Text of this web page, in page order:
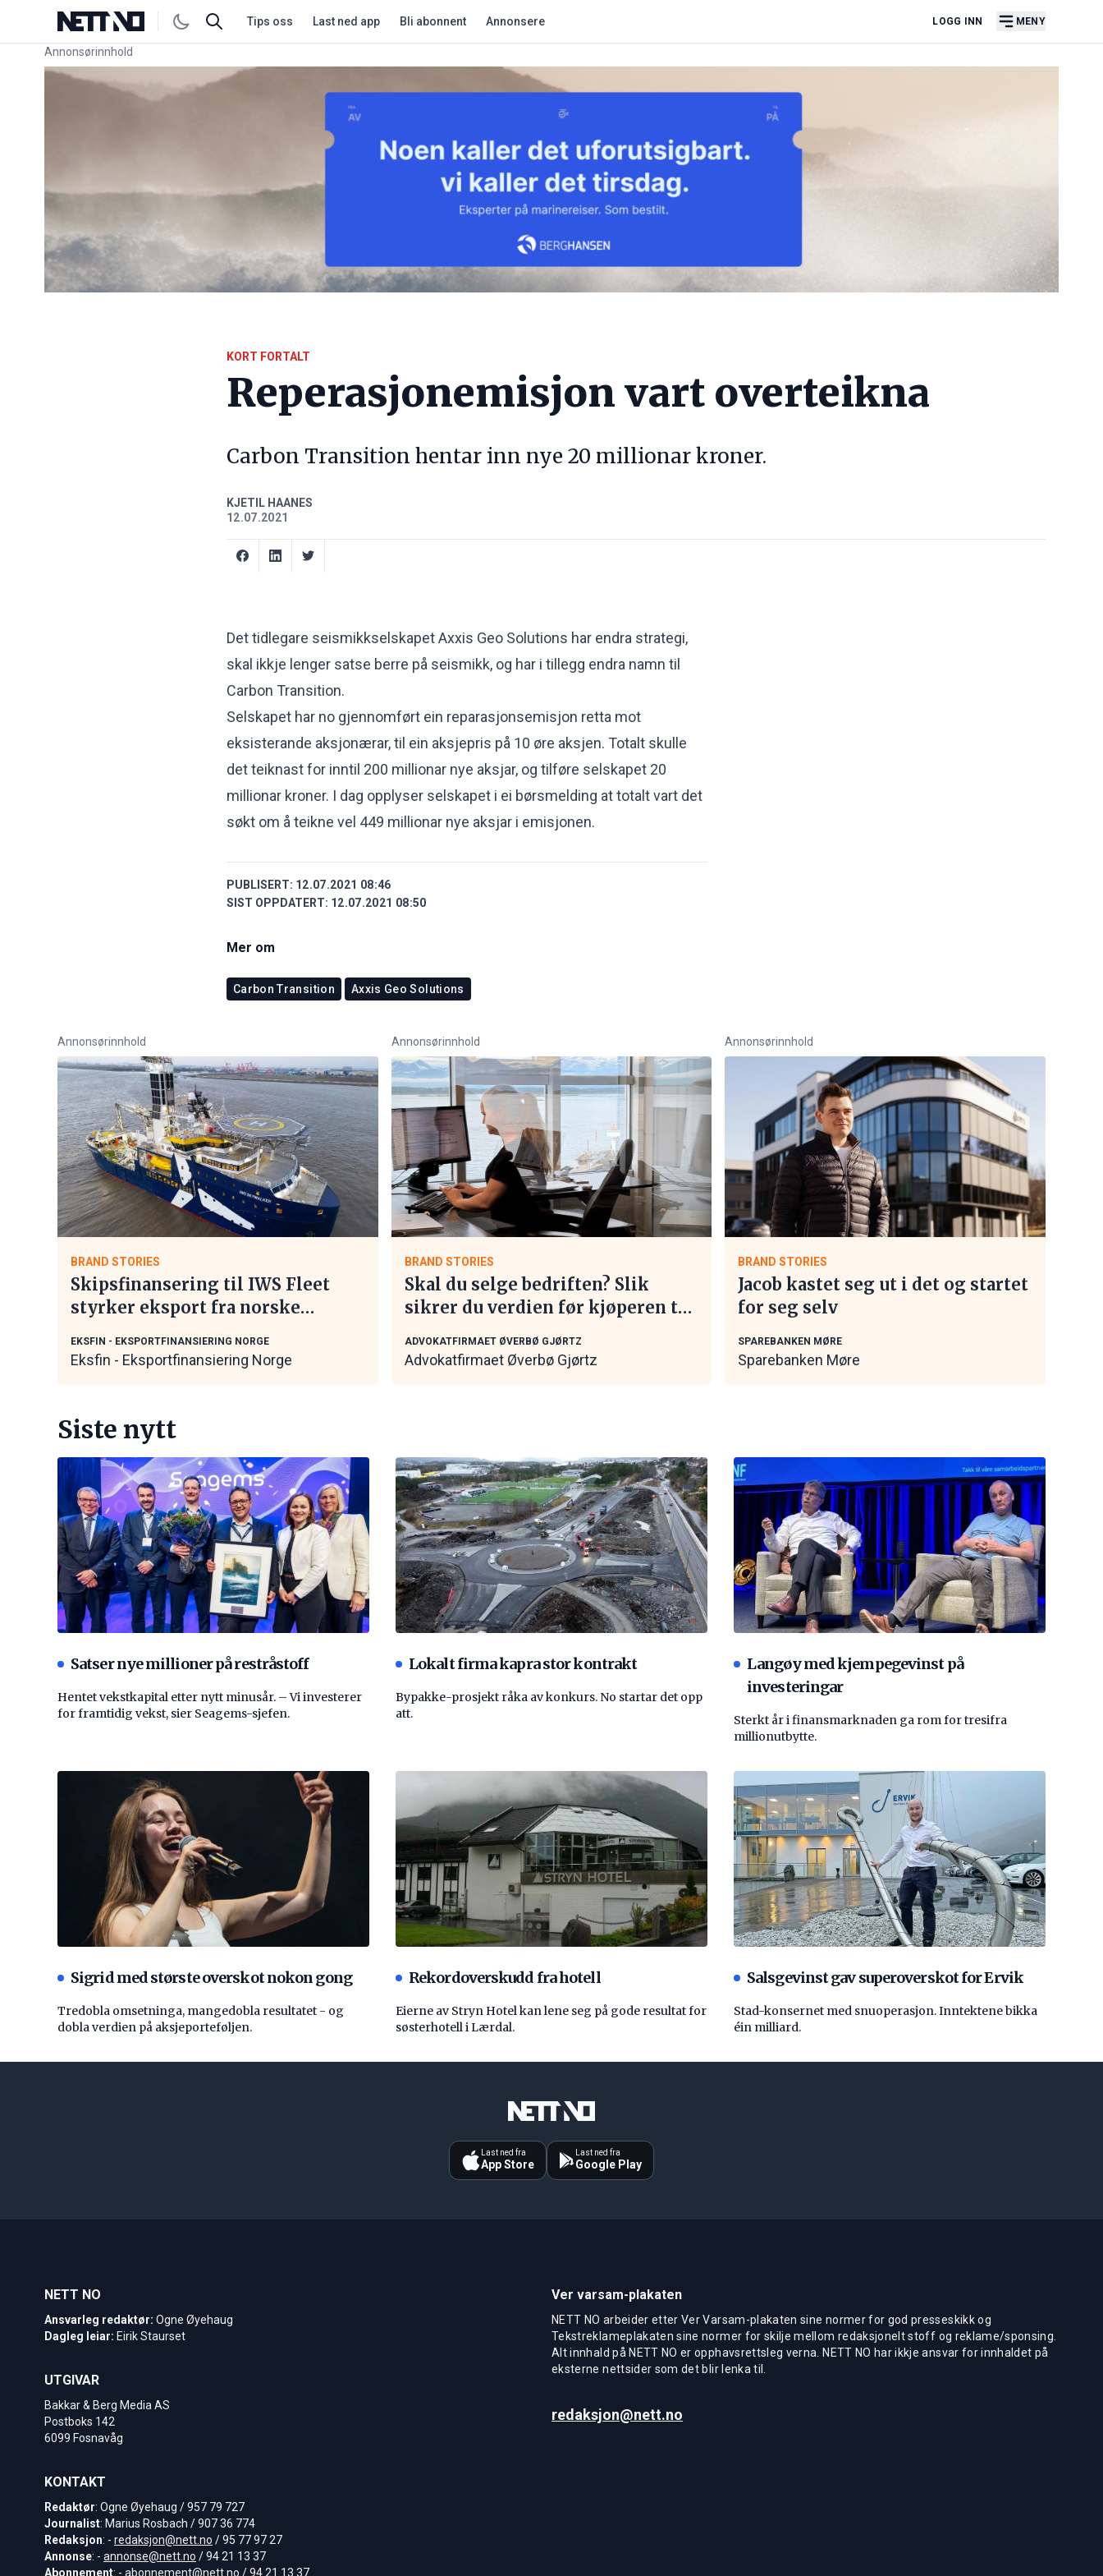
Tips oss Last ned app Bli abonnent Annonsere LOGG INN MENY
Annonsørinnhold
Link for annonse
KORT FORTALT
Reperasjonemisjon vart overteikna
Carbon Transition hentar inn nye 20 millionar kroner.
KJETIL HAANES
12.07.2021
Det tidlegare seismikkselskapet Axxis Geo Solutions har endra strategi,
skal ikkje lenger satse berre på seismikk, og har i tillegg endra namn til
Carbon Transition.
Selskapet har no gjennomført ein reparasjonsemisjon retta mot
eksisterande aksjonærar, til ein aksjepris på 10 øre aksjen. Totalt skulle
det teiknast for inntil 200 millionar nye aksjar, og tilføre selskapet 20
millionar kroner. I dag opplyser selskapet i ei børsmelding at totalt vart det
søkt om å teikne vel 449 millionar nye aksjar i emisjonen.
PUBLISERT: 12.07.2021 08:46
SIST OPPDATERT: 12.07.2021 08:50
Mer om
Carbon Transition Axxis Geo Solutions
Annonsørinnhold
BRAND STORIES
Skipsfinansering til IWS Fleet
styrker eksport fra norske
EKSFIN - EKSPORTFINANSIERING NORGE
Eksfin - Eksportfinansiering Norge
Annonsørinnhold
BRAND STORIES
Skal du selge bedriften? Slik
sikrer du verdien før kjøperen tar
ADVOKATFIRMAET ØVERBØ GJØRTZ
Advokatfirmaet Øverbø Gjørtz
Annonsørinnhold
BRAND STORIES
Jacob kastet seg ut i det og startet
for seg selv
SPAREBANKEN MØRE
Sparebanken Møre
Siste nytt
Satser nye millioner på restråstoff
Hentet vekstkapital etter nytt minusår. – Vi investerer
for framtidig vekst, sier Seagems-sjefen.
Lokalt firma kapra stor kontrakt
Bypakke-prosjekt råka av konkurs. No startar det opp
att.
Langøy med kjempegevinst på
investeringar
Sterkt år i finansmarknaden ga rom for tresifra
millionutbytte.
Sigrid med største overskot nokon gong
Tredobla omsetninga, mangedobla resultatet - og
dobla verdien på aksjeporteføljen.
Rekordoverskudd fra hotell
Eierne av Stryn Hotel kan lene seg på gode resultat for
søsterhotell i Lærdal.
Salsgevinst gav superoverskot for Ervik
Stad-konsernet med snuoperasjon. Inntektene bikka
éin milliard.
Last ned fra
App Store
Last ned fra
Google Play
NETT NO
Ansvarleg redaktør: Ogne Øyehaug
Dagleg leiar: Eirik Staurset
UTGIVAR
Bakkar & Berg Media AS
Postboks 142
6099 Fosnavåg
KONTAKT
Redaktør: Ogne Øyehaug / 957 79 727
Journalist: Marius Rosbach / 907 36 774
Redaksjon: - redaksjon@nett.no / 95 77 97 27
Annonse: - annonse@nett.no / 94 21 13 37
Abonnement: - abonnement@nett.no / 94 21 13 37
Ver varsam-plakaten
NETT NO arbeider etter Ver Varsam-plakaten sine normer for god presseskikk og
Tekstreklameplakaten sine normer for skilje mellom redaksjonelt stoff og reklame/sponsing.
Alt innhald på NETT NO er opphavsrettsleg verna. NETT NO har ikkje ansvar for innhaldet på
eksterne nettsider som det blir lenka til.
redaksjon@nett.no